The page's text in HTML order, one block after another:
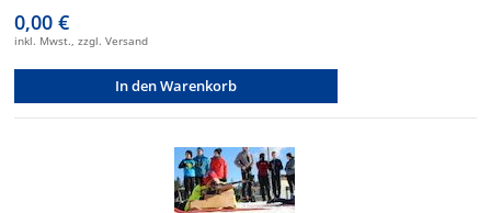
0,00 €
inkl. Mwst., zzgl. Versand
In den Warenkorb